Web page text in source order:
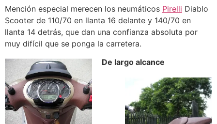
Mención especial merecen los neumáticos Pirelli Diablo
Scooter de 110/70 en llanta 16 delante y 140/70 en
llanta 14 detrás, que dan una confianza absoluta por
muy difícil que se ponga la carretera.
De largo alcance